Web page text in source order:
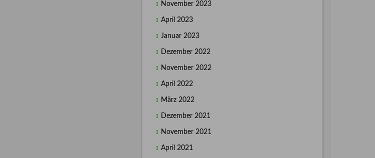
November 2023
April 2023
Januar 2023
Dezember 2022
November 2022
April 2022
März 2022
Dezember 2021
November 2021
April 2021